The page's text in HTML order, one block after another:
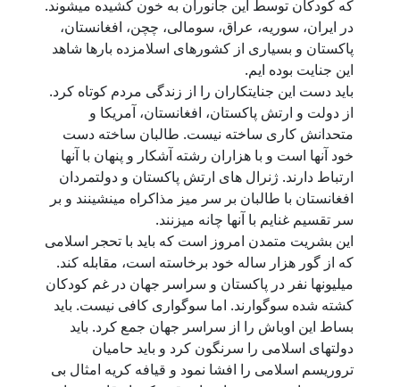
که کودکان توسط این جانوران به خون کشیده میشوند.
در ایران، سوریه، عراق، سومالی، چچن، افغانستان،
پاکستان و بسیاری از کشورهای اسلامزده بارها شاهد
این جنایت بوده ایم.
باید دست این جنایتکاران را از زندگی مردم کوتاه کرد.
از دولت و ارتش پاکستان، افغانستان، آمریکا و
متحدانش کاری ساخته نیست. طالبان ساخته دست
خود آنها است و با هزاران رشته آشکار و پنهان با آنها
ارتباط دارند. ژنرال های ارتش پاکستان و دولتمردان
افغانستان با طالبان بر سر میز مذاکراه مینشینند و بر
سر تقسیم غنایم با آنها چانه میزنند.
این بشریت متمدن امروز است که باید با تحجر اسلامی
که از گور هزار ساله خود برخاسته است، مقابله کند.
میلیونها نفر در پاکستان و سراسر جهان در غم کودکان
کشته شده سوگوارند. اما سوگواری کافی نیست. باید
بساط این اوباش را از سراسر جهان جمع کرد. باید
دولتهای اسلامی را سرنگون کرد و باید حامیان
تروریسم اسلامی را افشا نمود و قیافه کریه امثال بی